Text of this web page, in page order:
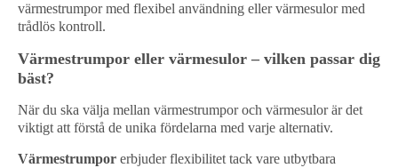
värmestrumpor med flexibel användning eller värmesulor med
trådlös kontroll.
Värmestrumpor eller värmesulor – vilken passar dig
bäst?
När du ska välja mellan värmestrumpor och värmesulor är det
viktigt att förstå de unika fördelarna med varje alternativ.
Värmestrumpor erbjuder flexibilitet tack vare utbytbara